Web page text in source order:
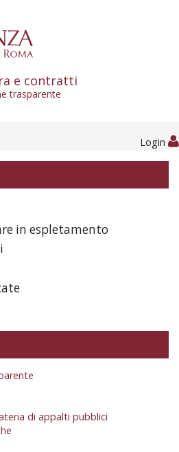
e contratti
trasparente
Login
in espletamento
di appalti pubblici